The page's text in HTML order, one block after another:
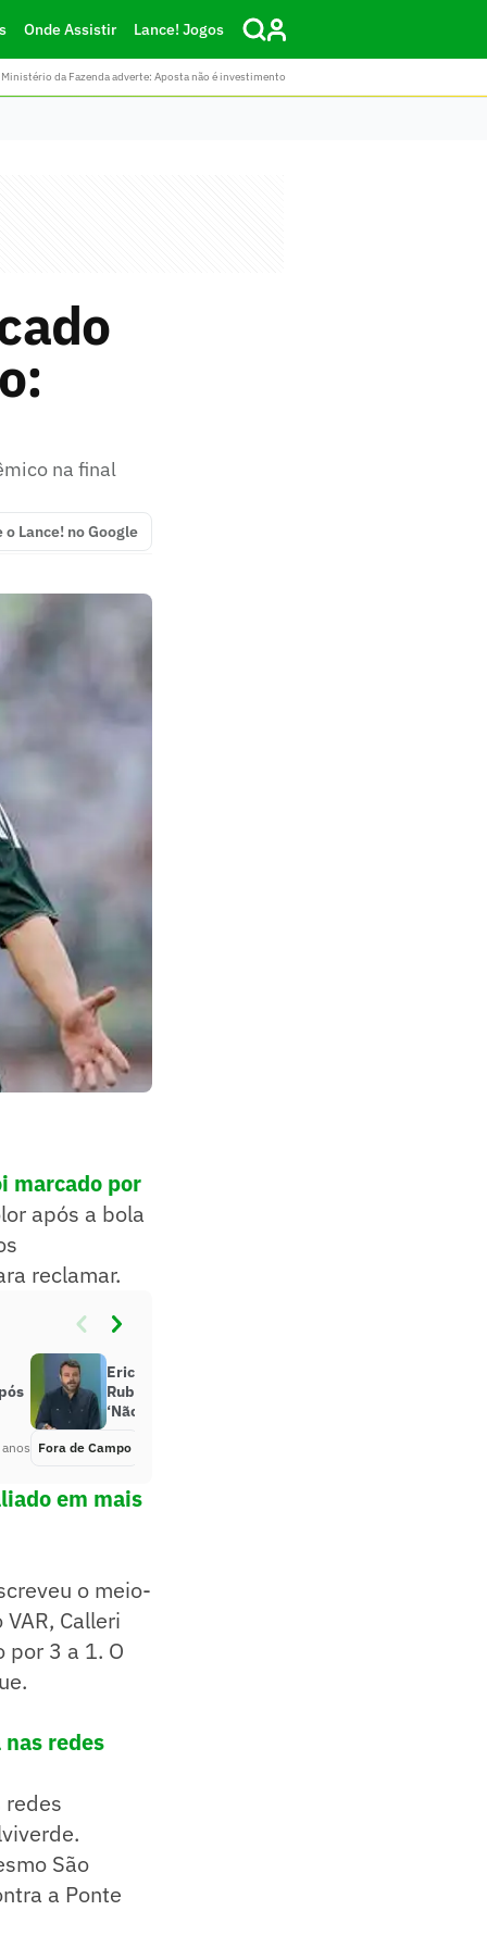
Onde Assistir Lance! Jogos
da Fazenda adverte: Aposta não é investimento
na final
o Lance! no Google
marcado por
após a bola
reclamar.
anos
Eric Faria critica postura de elenco
Rubro-Negro e faz apontamento:
‘Não é coincidência. É metodo’
Fora de Campo
em mais
o meio-
Calleri
por 3 a 1. O
redes
redes
São
a Ponte